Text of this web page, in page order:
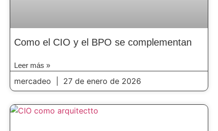
Como el CIO y el BPO se complementan
Leer más »
mercadeo 27 de enero de 2026